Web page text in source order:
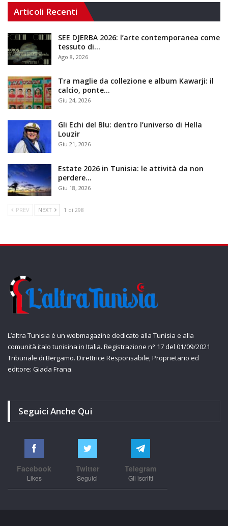
Articoli Recenti
SEE DJERBA 2026: l’arte contemporanea come
tessuto di…
Ago 8, 2026
Tra maglie da collezione e album Kawarji: il
calcio, ponte…
Giu 24, 2026
Gli Echi del Blu: dentro l’universo di Hella
Louzir
Giu 21, 2026
Estate 2026 in Tunisia: le attività da non
perdere…
Giu 18, 2026
PREV NEXT 1 di 298
L’altra Tunisia è un webmagazine dedicato alla Tunisia e alla
comunità italo tunisina in Italia. Registrazione n° 17 del 01/09/2021
Tribunale di Bergamo. Direttrice Responsabile, Proprietario ed
editore: Giada Frana.
Seguici Anche Qui
Facebook
Likes
Twitter
Seguici
Telegram
Gli iscritti